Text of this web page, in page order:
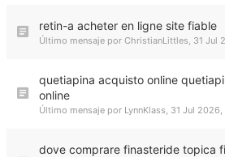
retin-a acheter en ligne site fiable
Último mensaje por ChristianLittles, 31 Jul
quetiapina acquisto online
online
Último mensaje por LynnKlass, 31 Jul
dove comprare finasteride topica